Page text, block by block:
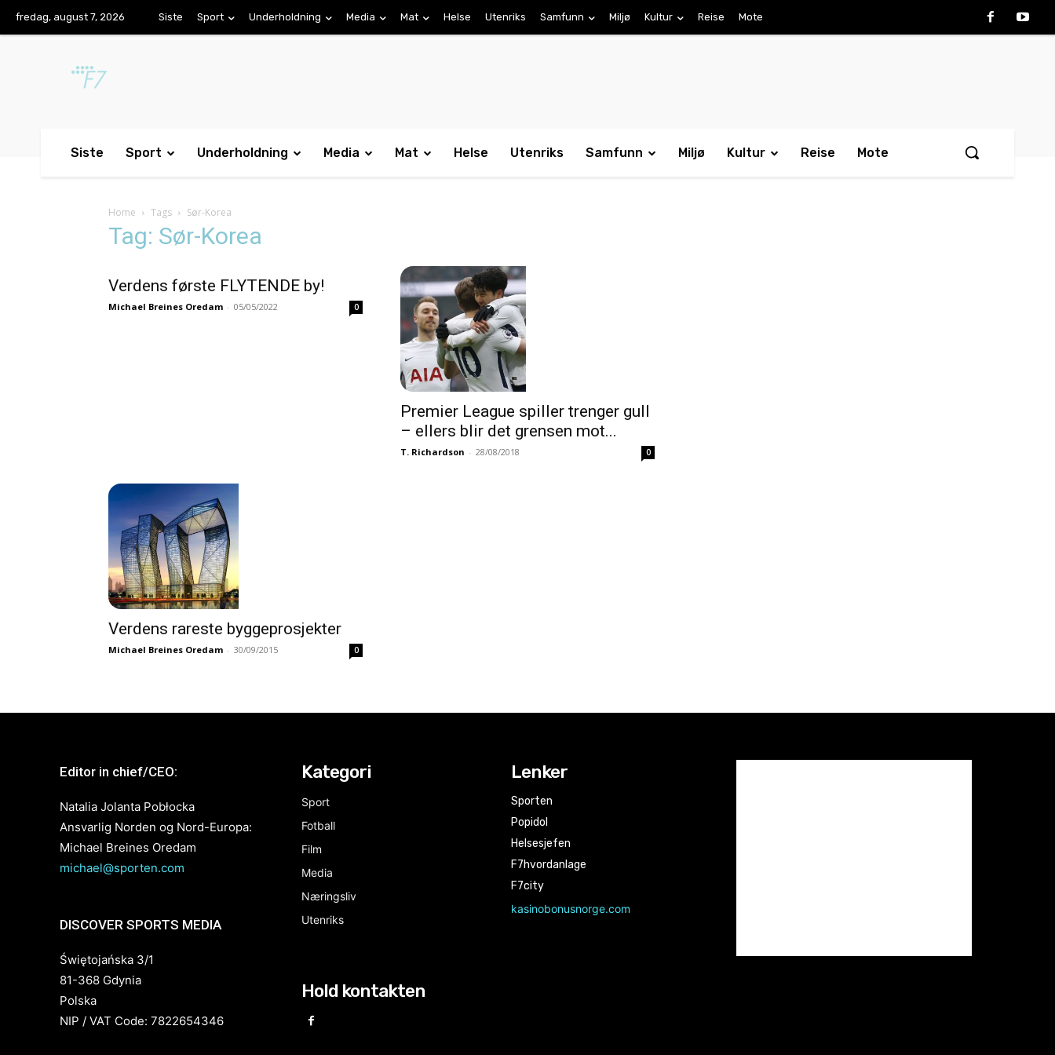
fredag, august 7, 2026 Siste Sport Underholdning Media Mat Helse Utenriks Samfunn Miljø Kultur Reise Mote
Siste Sport Underholdning Media Mat Helse Utenriks Samfunn Miljø Kultur Reise Mote
Home Tags Sør-Korea
Tag: Sør-Korea
Verdens første FLYTENDE by!
Michael Breines Oredam - 05/05/2022 0
Premier League spiller trenger gull
– ellers blir det grensen mot...
T. Richardson - 28/08/2018 0
Verdens rareste byggeprosjekter
Michael Breines Oredam - 30/09/2015 0
Editor in chief/CEO:
Natalia Jolanta Pobłocka
Ansvarlig Norden og Nord-Europa:
Michael Breines Oredam
michael@sporten.com
DISCOVER SPORTS MEDIA
Świętojańska 3/1
81-368 Gdynia
Polska
NIP / VAT Code: 7822654346
Kategori
Sport
Fotball
Film
Media
Næringsliv
Utenriks
Lenker
Sporten
Popidol
Helsesjefen
F7hvordanlage
F7city
kasinobonusnorge.com
Hold kontakten